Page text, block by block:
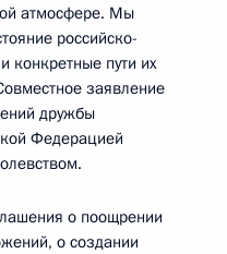
атмосфере. Мы
российско-
конкретные пути их
заявление
дружбы
Федерацией
о поощрении
о создании